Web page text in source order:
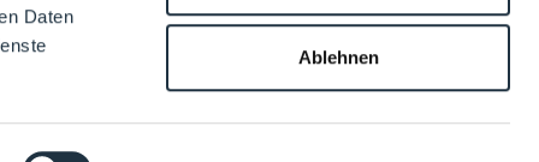
Daten
Ablehnen